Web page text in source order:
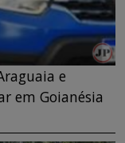
e
em Goianésia